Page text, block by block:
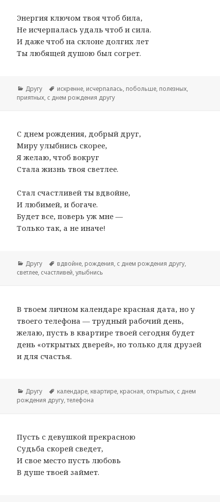
Энергия ключом твоя чтоб била,
Не исчерпалась удаль чтоб и сила.
И даже чтоб на склоне долгих лет
Ты любящей душою был согрет.
Рубрики
Другу Метки
искренне, исчерпалась, побольше, полезных,
приятных, с днем рождения другу
С днем рождения, добрый друг,
Миру улыбнись скорее,
Я желаю, чтоб вокруг
Стала жизнь твоя светлее.
Стал счастливей ты вдвойне,
И любимей, и богаче.
Будет все, поверь уж мне —
Только так, а не иначе!
Рубрики
Другу Метки
вдвойне, рождения, с днем рождения другу,
светлее, счастливей,улыбнись
В твоем личном календаре красная дата, но у
твоего телефона — трудный рабочий день,
желаю, пусть в квартире твоей сегодня будет
день «открытых дверей», но только для друзей
и для счастья.
Рубрики
Другу Метки
календаре, квартире, красная, открытых, с днем
рождения другу,телефона
Пусть с девушкой прекрасною
Судьба скорей сведет,
И свое место пусть любовь
В душе твоей займет.